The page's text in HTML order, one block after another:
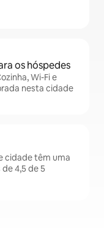
os hóspedes
Wi-Fi e
nesta cidade
cidade têm uma
4,5 de 5